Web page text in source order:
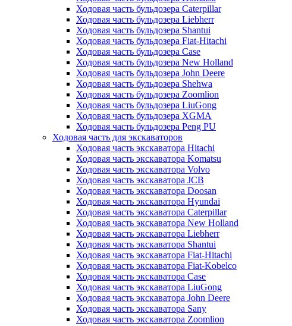
Ходовая часть бульдозера Caterpillar
Ходовая часть бульдозера Liebherr
Ходовая часть бульдозера Shantui
Ходовая часть бульдозера Fiat-Hitachi
Ходовая часть бульдозера Case
Ходовая часть бульдозера New Holland
Ходовая часть бульдозера John Deere
Ходовая часть бульдозера Shehwa
Ходовая часть бульдозера Zoomlion
Ходовая часть бульдозера LiuGong
Ходовая часть бульдозера XGMA
Ходовая часть бульдозера Peng PU
Ходовая часть для экскаваторов
Ходовая часть экскаватора Hitachi
Ходовая часть экскаватора Komatsu
Ходовая часть экскаватора Volvo
Ходовая часть экскаватора JCB
Ходовая часть экскаватора Doosan
Ходовая часть экскаватора Hyundai
Ходовая часть экскаватора Caterpillar
Ходовая часть экскаватора New Holland
Ходовая часть экскаватора Liebherr
Ходовая часть экскаватора Shantui
Ходовая часть экскаватора Fiat-Hitachi
Ходовая часть экскаватора Fiat-Kobelco
Ходовая часть экскаватора Case
Ходовая часть экскаватора LiuGong
Ходовая часть экскаватора John Deere
Ходовая часть экскаватора Sany
Ходовая часть экскаватора Zoomlion